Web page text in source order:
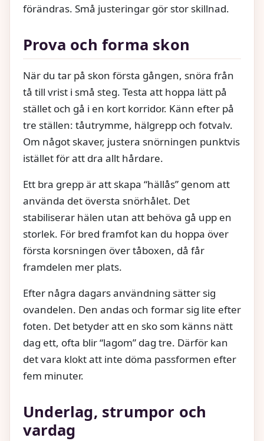
förändras. Små justeringar gör stor skillnad.
Prova och forma skon
När du tar på skon första gången, snöra från
tå till vrist i små steg. Testa att hoppa lätt på
stället och gå i en kort korridor. Känn efter på
tre ställen: tåutrymme, hälgrepp och fotvalv.
Om något skaver, justera snörningen punktvis
istället för att dra allt hårdare.
Ett bra grepp är att skapa “hällås” genom att
använda det översta snörhålet. Det
stabiliserar hälen utan att behöva gå upp en
storlek. För bred framfot kan du hoppa över
första korsningen över tåboxen, då får
framdelen mer plats.
Efter några dagars användning sätter sig
ovandelen. Den andas och formar sig lite efter
foten. Det betyder att en sko som känns nätt
dag ett, ofta blir “lagom” dag tre. Därför kan
det vara klokt att inte döma passformen efter
fem minuter.
Underlag, strumpor och
vardag